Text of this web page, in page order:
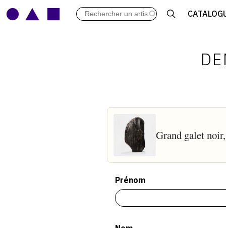
ARCHIVES DES EXPOSITIONS
LIBRAIRIE : LIVRES &
LEXIQUE ARTISTIQUE
Grand galet
Prénom